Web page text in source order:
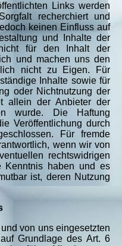
Links werden
recherchiert und
keinen Einfluss auf
und Inhalte der
für den Inhalt der
und machen uns den
nicht zu Eigen. Für
Inhalte sowie für
oder Nichtnutzung der
allein der Anbieter der
wurde. Die Haftung
Veröffentlichung durch
Für fremde
wenn wir von
rechtswidrigen
Kenntnis haben und es
ist, deren Nutzung
von uns eingesetzten
Grundlage des Art. 6